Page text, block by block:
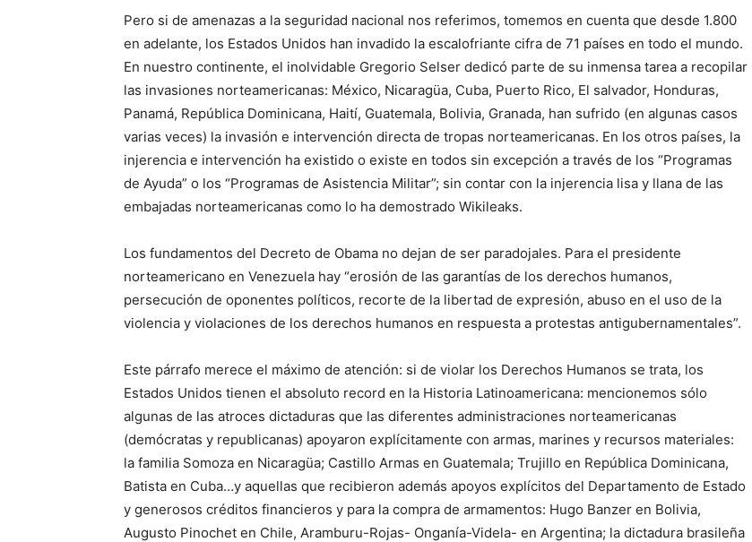
Pero si de amenazas a la seguridad nacional nos referimos, tomemos en cuenta que desde 1.800
en adelante, los Estados Unidos han invadido la escalofriante cifra de 71 países en todo el mundo.
En nuestro continente, el inolvidable Gregorio Selser dedicó parte de su inmensa tarea a recopilar
las invasiones norteamericanas: México, Nicaragüa, Cuba, Puerto Rico, El salvador, Honduras,
Panamá, República Dominicana, Haití, Guatemala, Bolivia, Granada, han sufrido (en algunas casos
varias veces) la invasión e intervención directa de tropas norteamericanas. En los otros países, la
injerencia e intervención ha existido o existe en todos sin excepción a través de los “Programas
de Ayuda” o los “Programas de Asistencia Militar”; sin contar con la injerencia lisa y llana de las
embajadas norteamericanas como lo ha demostrado Wikileaks.
Los fundamentos del Decreto de Obama no dejan de ser paradojales. Para el presidente
norteamericano en Venezuela hay “erosión de las garantías de los derechos humanos,
persecución de oponentes políticos, recorte de la libertad de expresión, abuso en el uso de la
violencia y violaciones de los derechos humanos en respuesta a protestas antigubernamentales”.
Este párrafo merece el máximo de atención: si de violar los Derechos Humanos se trata, los
Estados Unidos tienen el absoluto record en la Historia Latinoamericana: mencionemos sólo
algunas de las atroces dictaduras que las diferentes administraciones norteamericanas
(demócratas y republicanas) apoyaron explícitamente con armas, marines y recursos materiales:
la familia Somoza en Nicaragüa; Castillo Armas en Guatemala; Trujillo en República Dominicana,
Batista en Cuba…y aquellas que recibieron además apoyos explícitos del Departamento de Estado
y generosos créditos financieros y para la compra de armamentos: Hugo Banzer en Bolivia,
Augusto Pinochet en Chile, Aramburu-Rojas- Onganía-Videla- en Argentina; la dictadura brasileña